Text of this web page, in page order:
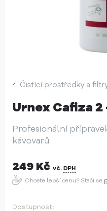
Čistící prostředky a
Urnex Cafiza
Profesionální
kávovarů
249 Kč vč. DPH
Chcete lepší cenu? Stačí se